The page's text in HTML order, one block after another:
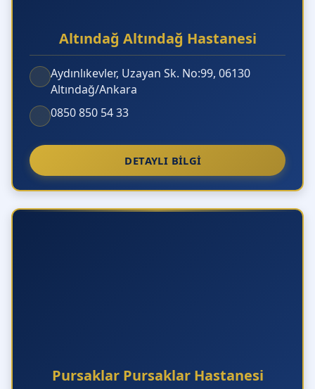
Psikiyatri Muayene ve Tedavi Ücretleri Ne
Kadardır?
Altındağ Altındağ Hastanesi
Aydınlıkevler, Uzayan Sk. No:99, 06130
Altındağ/Ankara
0850 850 54 33
DETAYLI BILGI
Pursaklar Pursaklar Hastanesi